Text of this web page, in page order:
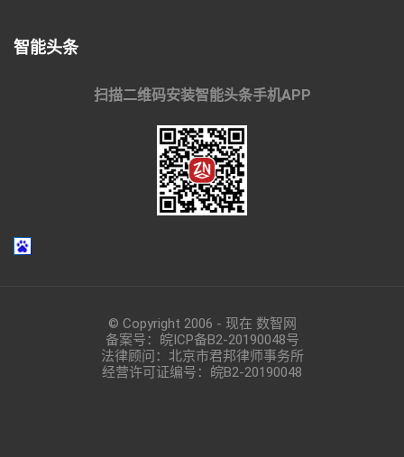
智能头条
扫描二维码安装智能头条手机APP
© Copyright 2006 - 现在 数智网
备案号： 皖ICP备B2-20190048号
法律顾问：北京市君邦律师事务所
经营许可证编号：皖B2-20190048